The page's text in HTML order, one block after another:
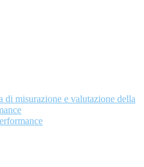
di misurazione e valutazione della